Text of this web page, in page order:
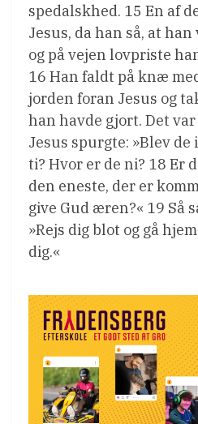
spedalskhed. 15 En af
Jesus, da han så, at
og på vejen lovpriste
16 Han faldt på knæ
jorden foran Jesus og
han havde gjort. Det
Jesus spurgte: »Blev
ti? Hvor er de ni? 18 Er
den eneste, der er
give Gud æren?« 19 Så
»Rejs dig blot og gå
dig.«